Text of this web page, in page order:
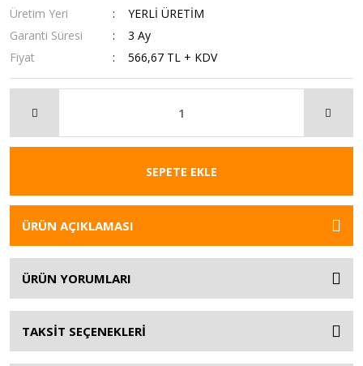
Üretim Yeri
YERLİ ÜRETİM
Garanti Süresi
3 Ay
Fiyat
566,67 TL + KDV
SEPETE EKLE
ÜRÜN AÇIKLAMASI
ÜRÜN YORUMLARI
TAKSİT SEÇENEKLERİ